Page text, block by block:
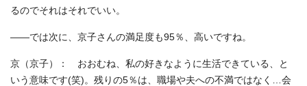
るのでそれはそれでいい。
――では次に、京子さんの満足度も95％、高いですね。
京（京子）： おおむね、私の好きなように生活できている、と
いう意味です(笑)。残りの5％は、職場や夫への不満ではなく…会